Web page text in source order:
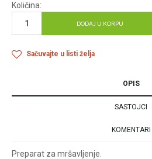
Količina:
DODAJ U KORPU
Sačuvajte u listi želja
OPIS
SASTOJCI
KOMENTARI
Preparat za mršavljenje.